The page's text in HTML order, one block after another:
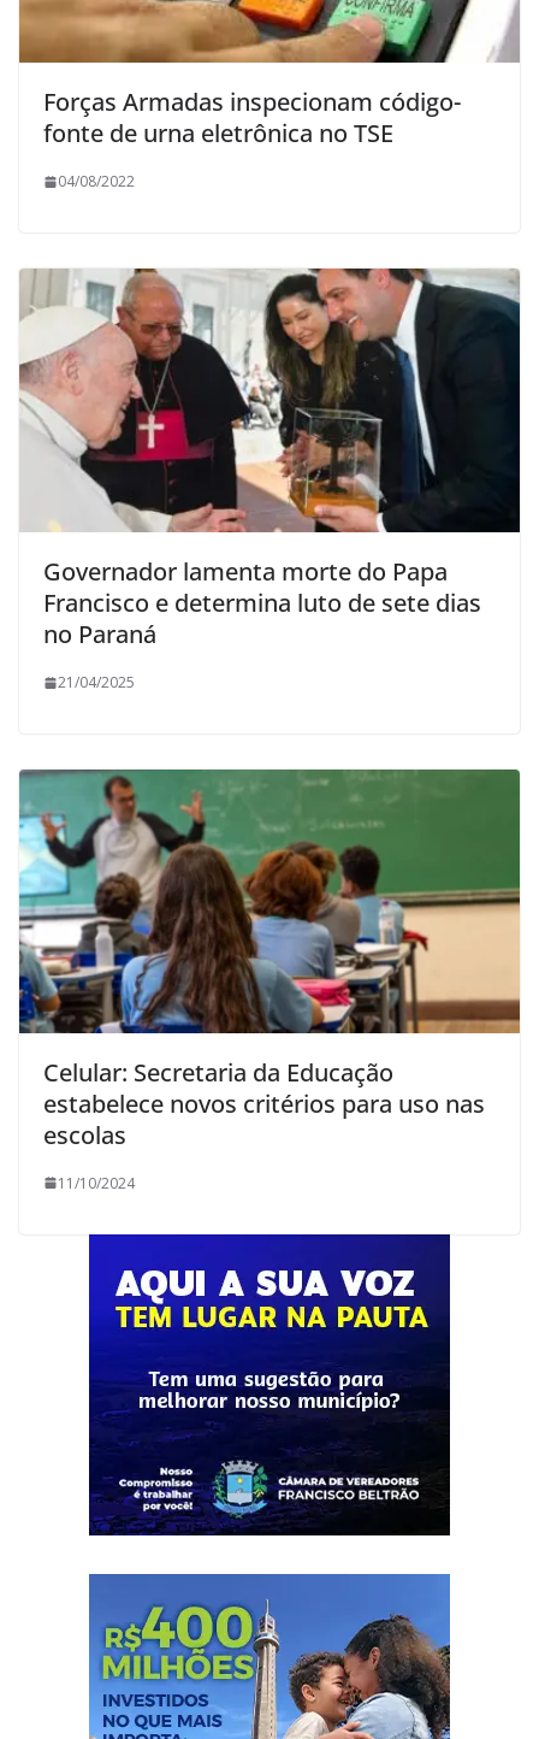
Forças Armadas inspecionam código-
fonte de urna eletrônica no TSE
04/08/2022
Governador lamenta morte do Papa
Francisco e determina luto de sete dias
no Paraná
21/04/2025
Celular: Secretaria da Educação
estabelece novos critérios para uso nas
escolas
11/10/2024